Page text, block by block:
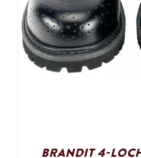
Brandit 4-